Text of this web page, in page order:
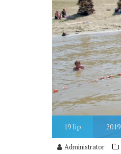
19lip 2019
Administrator